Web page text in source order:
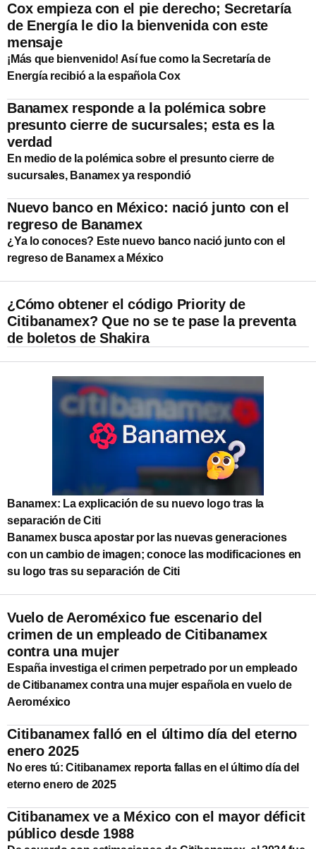
Cox empieza con el pie derecho; Secretaría
de Energía le dio la bienvenida con este
mensaje
¡Más que bienvenido! Así fue como la Secretaría de
Energía recibió a la española Cox
Banamex responde a la polémica sobre
presunto cierre de sucursales; esta es la
verdad
En medio de la polémica sobre el presunto cierre de
sucursales, Banamex ya respondió
Nuevo banco en México: nació junto con el
regreso de Banamex
¿Ya lo conoces? Este nuevo banco nació junto con el
regreso de Banamex a México
¿Cómo obtener el código Priority de
Citibanamex? Que no se te pase la preventa
de boletos de Shakira
Banamex: La explicación de su nuevo logo tras la
separación de Citi
Banamex busca apostar por las nuevas generaciones
con un cambio de imagen; conoce las modificaciones en
su logo tras su separación de Citi
Vuelo de Aeroméxico fue escenario del
crimen de un empleado de Citibanamex
contra una mujer
España investiga el crimen perpetrado por un empleado
de Citibanamex contra una mujer española en vuelo de
Aeroméxico
Citibanamex falló en el último día del eterno
enero 2025
No eres tú: Citibanamex reporta fallas en el último día del
eterno enero de 2025
Citibanamex ve a México con el mayor déficit
público desde 1988